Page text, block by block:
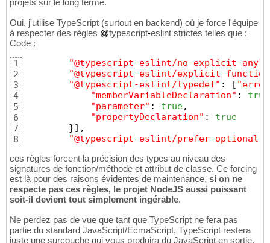
projets sur le long terme.
Oui, j'utilise TypeScript (surtout en backend) où je force l'équipe
à respecter des règles @typescript-eslint strictes telles que :
Code :
1
2
3
4
5
6
7
8
"@typescript-eslint/no-explicit-any"
"@typescript-eslint/explicit-
"@typescript-eslint/typedef" : [
"memberVariableDeclaration" : true
"parameter" : true,
"propertyDeclaration" :
true
}] ,
"@typescript-eslint/prefer-optional-
ces règles forcent la précision des types au niveau des
signatures de fonction/méthode et attribut de classe. Ce forcing
est là pour des raisons évidentes de maintenance, si on ne
respecte pas ces règles, le projet NodeJS aussi puissant
soit-il devient tout simplement ingérable.
Ne perdez pas de vue que tant que TypeScript ne fera pas
partie du standard JavaScript/EcmaScript, TypeScript restera
juste une surcouche qui vous produira du JavaScript en sortie.